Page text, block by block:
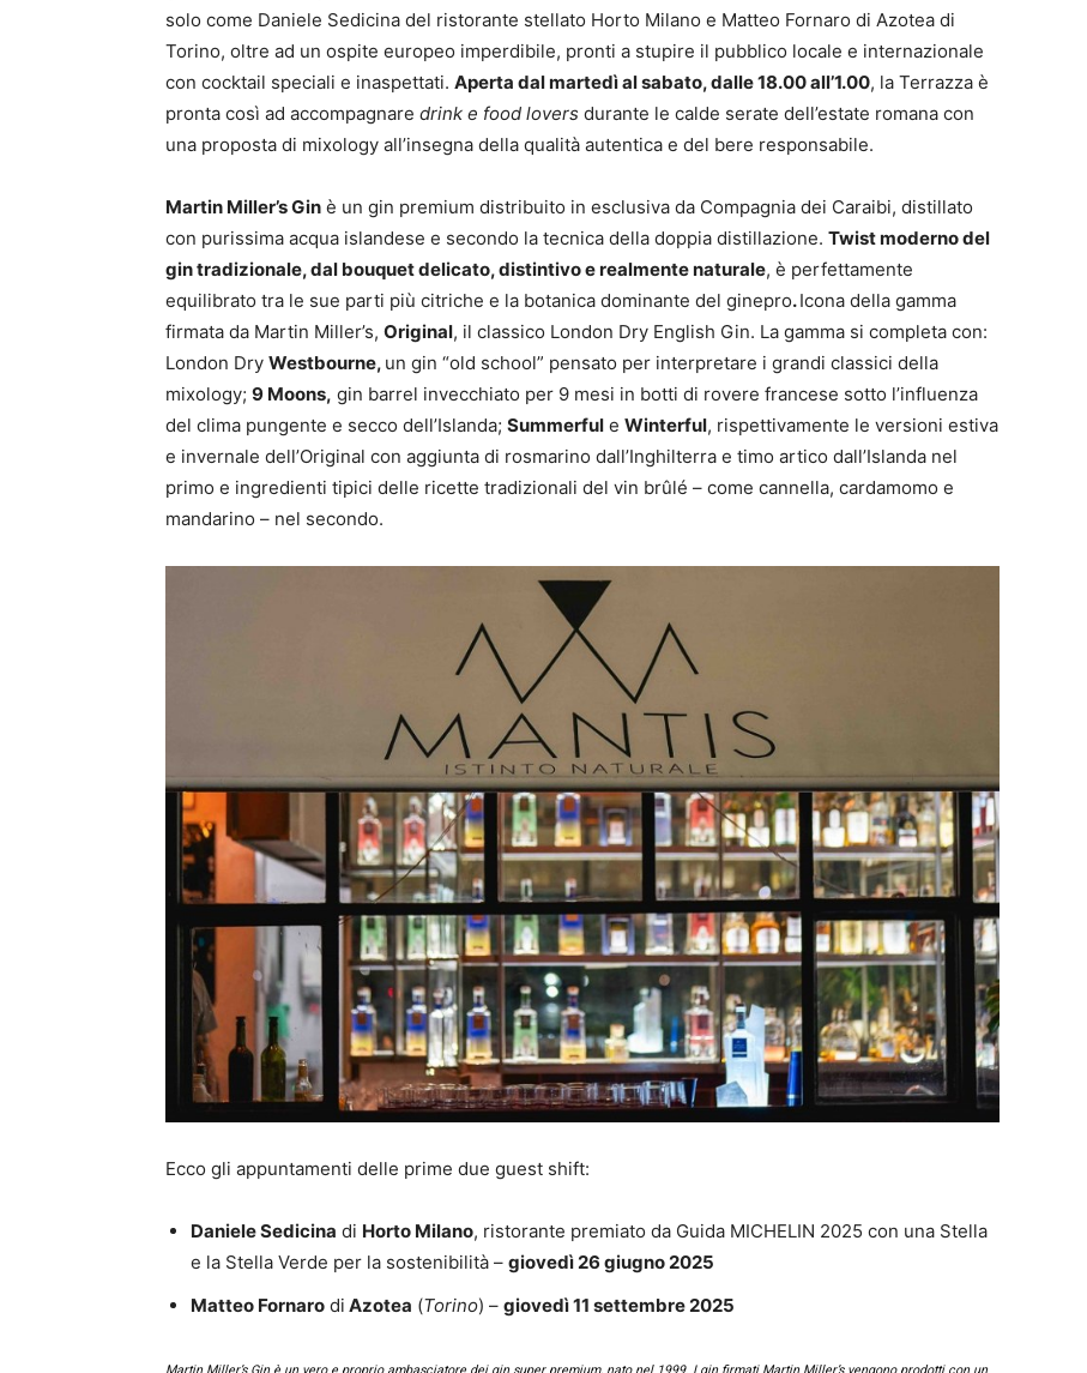
solo come Daniele Sedicina del ristorante stellato Horto Milano e Matteo Fornaro di Azotea di
Torino, oltre ad un ospite europeo imperdibile, pronti a stupire il pubblico locale e internazionale
con cocktail speciali e inaspettati. Aperta dal martedì al sabato, dalle 18.00 all’1.00, la Terrazza è
pronta così ad accompagnare drink e food lovers durante le calde serate dell’estate romana con
una proposta di mixology all’insegna della qualità autentica e del bere responsabile.
Martin Miller’s Gin è un gin premium distribuito in esclusiva da Compagnia dei Caraibi, distillato
con purissima acqua islandese e secondo la tecnica della doppia distillazione. Twist moderno del
gin tradizionale, dal bouquet delicato, distintivo e realmente naturale, è perfettamente
equilibrato tra le sue parti più citriche e la botanica dominante del ginepro.Icona della gamma
firmata da Martin Miller’s, Original, il classico London Dry English Gin. La gamma si completa con:
London Dry Westbourne, un gin “old school” pensato per interpretare i grandi classici della
mixology; 9 Moons, gin barrel invecchiato per 9 mesi in botti di rovere francese sotto l’influenza
del clima pungente e secco dell’Islanda; Summerful e Winterful, rispettivamente le versioni estiva
e invernale dell’Original con aggiunta di rosmarino dall’Inghilterra e timo artico dall’Islanda nel
primo e ingredienti tipici delle ricette tradizionali del vin brûlé – come cannella, cardamomo e
mandarino – nel secondo.
Ecco gli appuntamenti delle prime due guest shift:
Daniele Sedicina di Horto Milano, ristorante premiato da Guida MICHELIN 2025 con una Stella
e la Stella Verde per la sostenibilità – giovedì 26 giugno 2025
Matteo Fornaro di Azotea (Torino) – giovedì 11 settembre 2025